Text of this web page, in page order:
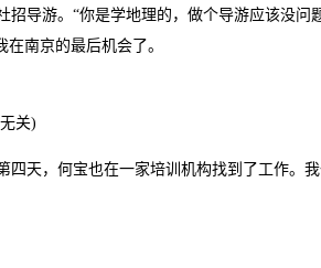
导游。“你是学地理的，做个导游应该没问
南京的最后机会了。
关)
天，何宝也在一家培训机构找到了工作。